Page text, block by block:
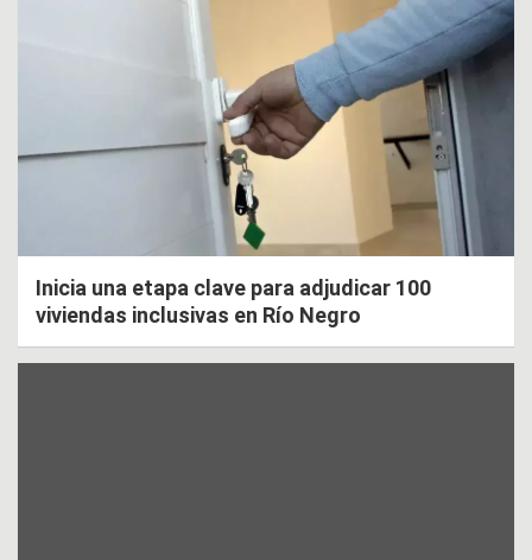
Inicia una etapa clave para adjudicar 100
viviendas inclusivas en Río Negro